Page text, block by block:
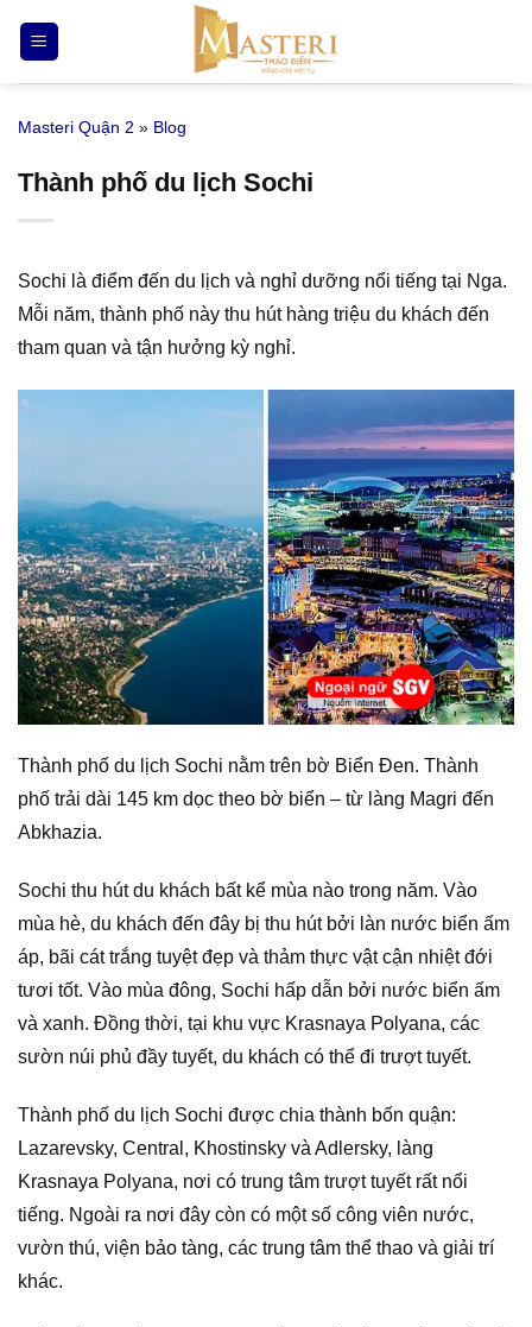
qua
nội
Masteri Quận 2 » Blog
Thành phố du lịch Sochi
Sochi là điểm đến du lịch và nghỉ dưỡng nổi tiếng tại Nga.
Mỗi năm, thành phố này thu hút hàng triệu du khách đến
tham quan và tận hưởng kỳ nghỉ.
Thành phố du lịch Sochi nằm trên bờ Biển Đen. Thành
phố trải dài 145 km dọc theo bờ biển – từ làng Magri đến
Abkhazia.
Sochi thu hút du khách bất kể mùa nào trong năm. Vào
mùa hè, du khách đến đây bị thu hút bởi làn nước biển ấm
áp, bãi cát trắng tuyệt đẹp và thảm thực vật cận nhiệt đới
tươi tốt. Vào mùa đông, Sochi hấp dẫn bởi nước biển ấm
và xanh. Đồng thời, tại khu vực Krasnaya Polyana, các
sườn núi phủ đầy tuyết, du khách có thể đi trượt tuyết.
Thành phố du lịch Sochi được chia thành bốn quận:
Lazarevsky, Central, Khostinsky và Adlersky, làng
Krasnaya Polyana, nơi có trung tâm trượt tuyết rất nổi
tiếng. Ngoài ra nơi đây còn có một số công viên nước,
vườn thú, viện bảo tàng, các trung tâm thể thao và giải trí
khác.